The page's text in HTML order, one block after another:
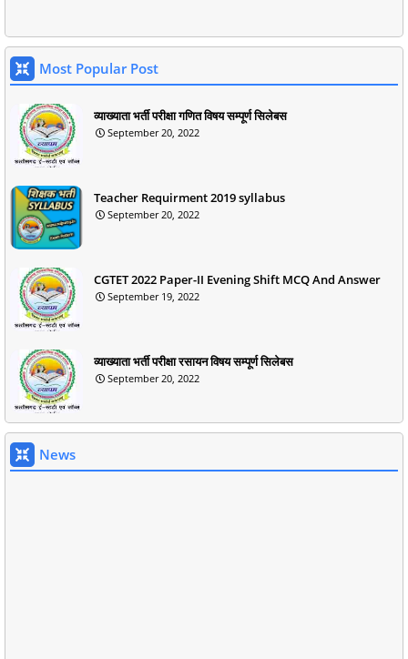
Most Popular Post
व्याख्याता भर्ती परीक्षा गणित विषय सम्पूर्ण सिलेबस
September 20, 2022
Teacher Requirment 2019 syllabus
September 20, 2022
CGTET 2022 Paper-II Evening Shift MCQ And Answer
September 19, 2022
व्याख्याता भर्ती परीक्षा रसायन विषय सम्पूर्ण सिलेबस
September 20, 2022
News